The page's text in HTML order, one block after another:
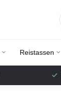
Reistassen